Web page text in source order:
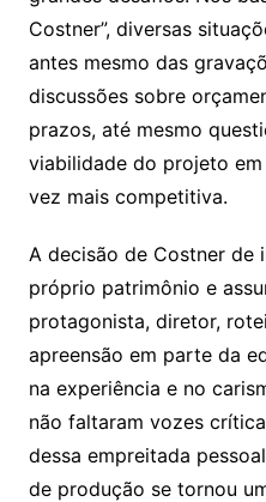
Costner”, diversas
antes mesmo das
discussões sobre
prazos, até mesmo
viabilidade do projeto
vez mais competitiva.
A decisão de Costner de
próprio patrimônio e
protagonista, diretor,
apreensão em parte da
na experiência e no
não faltaram vozes
dessa empreitada
de produção se tornou